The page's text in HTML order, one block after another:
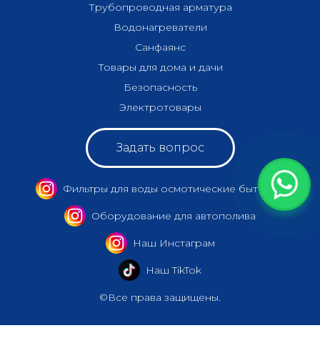
Трубопроводная арматура
Водонагреватели
Санфаянс
Товары для дома и дачи
Безопасность
Электротовары
Задать вопрос
Фильтры для воды осмотические бытовые
Оборудование для автополива
Наш Инстаграм
Наш TikTok
©Все права защищены.